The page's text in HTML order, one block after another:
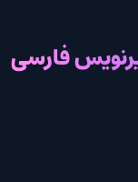
فارسی